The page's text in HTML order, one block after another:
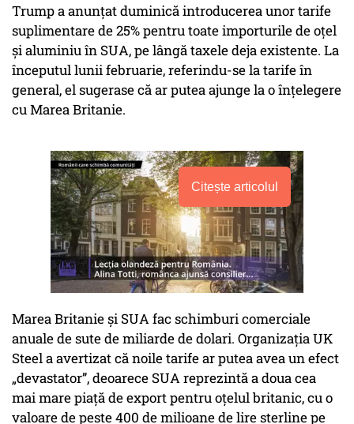
Trump a anunțat duminică introducerea unor tarife
suplimentare de 25% pentru toate importurile de oțel
și aluminiu în SUA, pe lângă taxele deja existente. La
începutul lunii februarie, referindu-se la tarife în
general, el sugerase că ar putea ajunge la o înțelegere
cu Marea Britanie.
Citește articolul
Marea Britanie și SUA fac schimburi comerciale
anuale de sute de miliarde de dolari. Organizația UK
Steel a avertizat că noile tarife ar putea avea un efect
„devastator”, deoarece SUA reprezintă a doua cea
mai mare piață de export pentru oțelul britanic, cu o
valoare de peste 400 de milioane de lire sterline pe